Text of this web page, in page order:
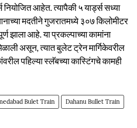
नियोजित आहेत. त्यापैकी ५ यार्ड्स सध्या
मदतीने गुजरातमध्ये ३०७ किलोमीटर
झाला आहे. या प्रकल्पाच्या कामांना
असून, त्यात बुलेट ट्रेन मार्गिकेवरील
पहिल्या स्लॅबच्या कास्टिंगचे कामही
Bulet Train Dahanu Bullet Train